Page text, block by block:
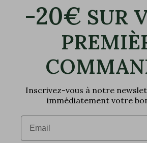
-20€ SUR
Inscrivez-vous à notre
immédiatement votre
Email